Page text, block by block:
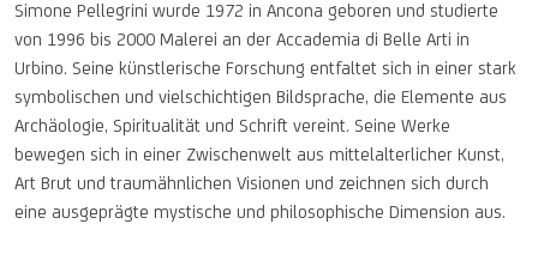
Simone Pellegrini wurde 1972 in Ancona geboren und studierte
von 1996 bis 2000 Malerei an der Accademia di Belle Arti in
Urbino. Seine künstlerische Forschung entfaltet sich in einer stark
symbolischen und vielschichtigen Bildsprache, die Elemente aus
Archäologie, Spiritualität und Schrift vereint. Seine Werke
bewegen sich in einer Zwischenwelt aus mittelalterlicher Kunst,
Art Brut und traumähnlichen Visionen und zeichnen sich durch
eine ausgeprägte mystische und philosophische Dimension aus.